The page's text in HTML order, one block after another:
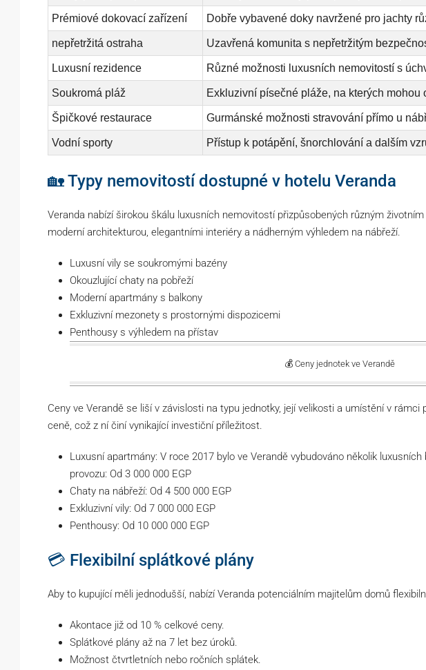
Prémiové dokovací zařízení Dobře vybavené doky navržené pro jachty
nepřetržitá ostraha Uzavřená komunita s nepřetržitým
Luxusní rezidence Různé možnosti luxusních nemovitostí s
Soukromá pláž Exkluzivní písečné pláže, na kterých mohou
Špičkové restaurace Gurmánské možnosti stravování přímo u
Vodní sporty Přístup k potápění, šnorchlování a dalším
🏡 Typy nemovitostí dostupné v hotelu Veranda
Veranda nabízí širokou škálu luxusních nemovitostí přizpůsobených různým
moderní architekturou, elegantními interiéry a nádherným výhledem na nábřeží.
Luxusní vily se soukromými bazény
Okouzlující chaty na pobřeží
Moderní apartmány s balkony
Exkluzivní mezonety s prostornými dispozicemi
Penthousy s výhledem na přístav
💰 Ceny jednotek ve Verandě
Ceny ve Verandě se liší v závislosti na typu jednotky, její velikosti a umístění v rámci
ceně, což z ní činí vynikající investiční příležitost.
Luxusní apartmány: V roce 2017 bylo ve Verandě vybudováno několik
provozu: Od 3 000 000 EGP
Chaty na nábřeží: Od 4 500 000 EGP
Exkluzivní vily: Od 7 000 000 EGP
Penthousy: Od 10 000 000 EGP
💳 Flexibilní splátkové plány
Aby to kupující měli jednodušší, nabízí Veranda potenciálním majitelům domů
Akontace již od 10 % celkové ceny.
Splátkové plány až na 7 let bez úroků.
Možnost čtvrtletních nebo ročních splátek.